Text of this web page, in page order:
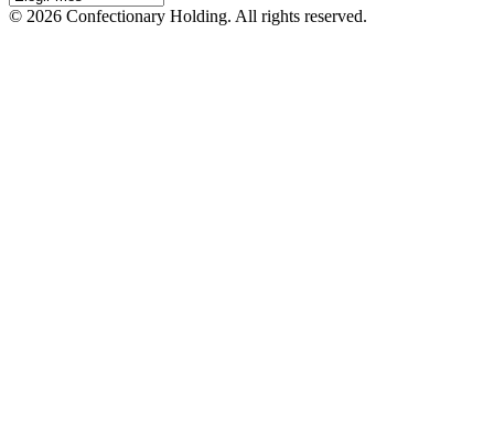
© 2026 Confectionary Holding. All rights reserved.